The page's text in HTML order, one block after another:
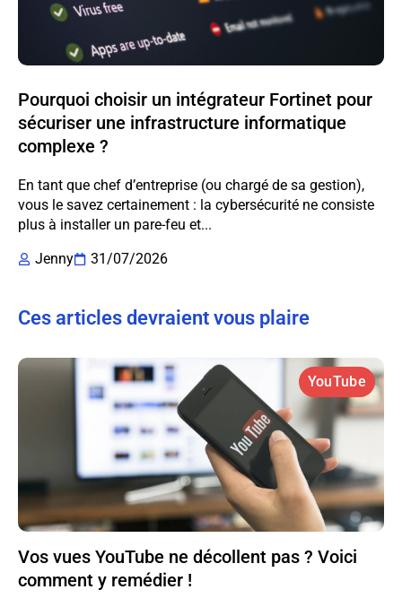
Pourquoi choisir un intégrateur Fortinet pour
sécuriser une infrastructure informatique
complexe ?
En tant que chef d’entreprise (ou chargé de sa gestion),
vous le savez certainement : la cybersécurité ne consiste
plus à installer un pare-feu et...
Jenny
31/07/2026
Ces articles devraient vous plaire
YouTube
Vos vues YouTube ne décollent pas ? Voici
comment y remédier !